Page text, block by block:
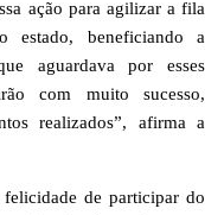
ação para agilizar a fila
estado, beneficiando a
aguardava por esses
com muito sucesso,
realizados”, afirma a
felicidade de participar do